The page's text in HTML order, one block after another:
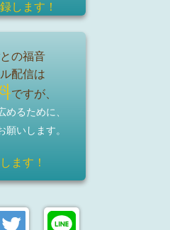
します！
の福音
配信は
ですが、
めるために、
願いします。
ます！